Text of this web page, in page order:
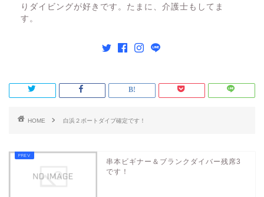
りダイビングが好きです。たまに、介護士もしてま
す。
HOME 白浜２ボートダイブ確定です！
串本ビギナー＆ブランクダイバー残席3
です！